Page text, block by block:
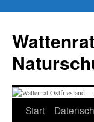
springen
Start